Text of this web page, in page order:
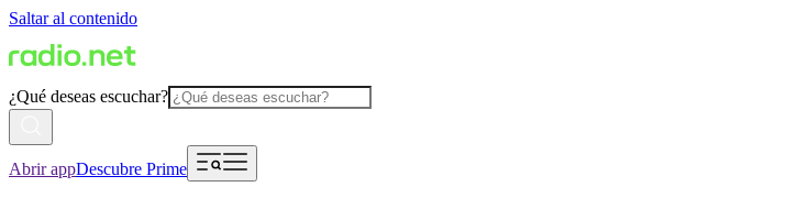
Saltar al contenido
¿Qué deseas escuchar?
Abrir appDescubre Prime